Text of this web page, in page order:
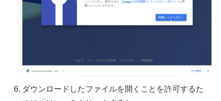
ダウンロードしたファイルを開くことを許可するた